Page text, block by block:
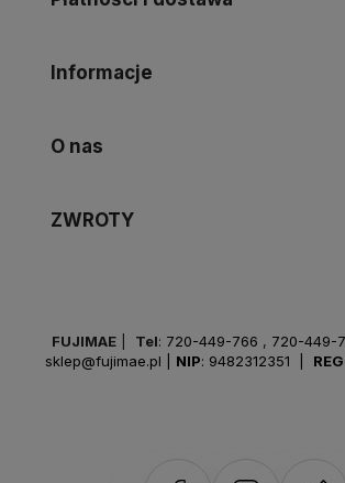
Informacje
O nas
ZWROTY
FUJIMAE Tel: 720-449-766 , 720-449-
sklep@fujimae.pl
NIP: 9482312351 |